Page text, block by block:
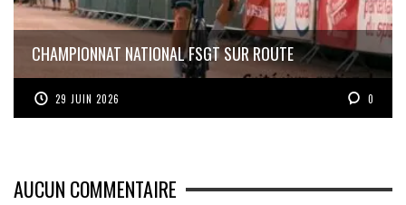
CHAMPIONNAT NATIONAL FSGT SUR ROUTE
29 JUIN 2026 0
AUCUN COMMENTAIRE